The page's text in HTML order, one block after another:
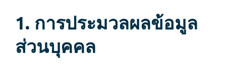
1. การประมวลผลข้อมูล
ส่วนบุคคล